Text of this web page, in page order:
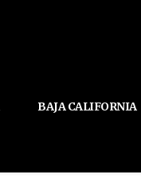
BAJA CALIFORNIA